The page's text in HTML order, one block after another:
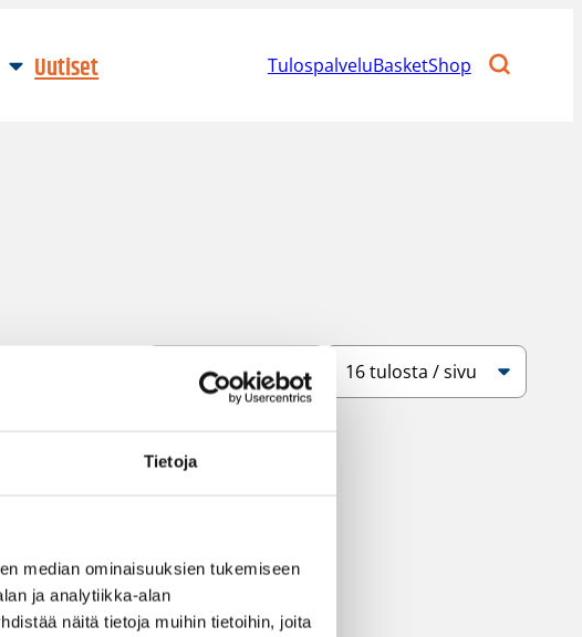
Tietoja
median ominaisuuksien tukemiseen
ja analytiikka-alan
näitä tietoja muihin tietoihin, joita
Uutiset TulospalveluBasketShop